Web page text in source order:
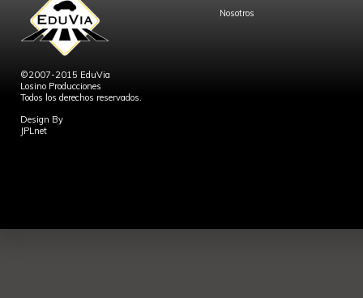
©2007-2015 EduVia
Losino Producciones
Todos los derechos reservados.
Design By
JPLnet
Nosotros